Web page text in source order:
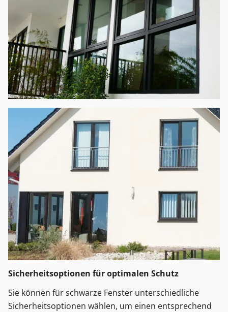
Sicherheitsoptionen für optimalen Schutz
Sie können für schwarze Fenster unterschiedliche
Sicherheitsoptionen wählen, um einen entsprechend